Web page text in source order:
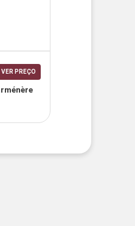
VER PREÇO